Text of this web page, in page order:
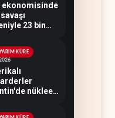
ekonomisinde
23 bin
KÜRE
nükleer